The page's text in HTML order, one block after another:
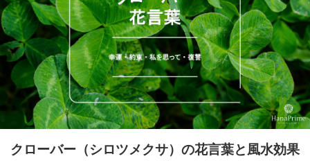
クローバー（シロツメクサ）の花言葉と風水効果